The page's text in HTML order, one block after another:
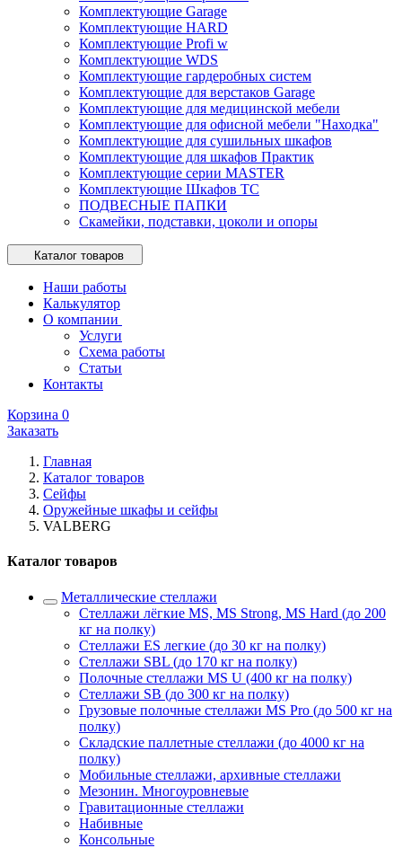
Комплектующие Garage
Комплектующие HARD
Комплектующие Profi w
Комплектующие WDS
Комплектующие гардеробных систем
Комплектующие для верстаков Garage
Комплектующие для медицинской мебели
Комплектующие для офисной мебели "Находка"
Комплектующие для сушильных шкафов
Комплектующие для шкафов Практик
Комплектующие серии MASTER
Комплектующие Шкафов ТС
ПОДВЕСНЫЕ ПАПКИ
Скамейки, подставки, цоколи и опоры
Каталог товаров
Наши работы
Калькулятор
О компании
Услуги
Схема работы
Статьи
Контакты
Корзина 0
Заказать
Главная
Каталог товаров
Сейфы
Оружейные шкафы и сейфы
VALBERG
Каталог товаров
Металлические стеллажи
Стеллажи лёгкие MS, MS Strong, MS Hard (до 200
кг на полку)
Стеллажи ES легкие (до 30 кг на полку)
Стеллажи SBL (до 170 кг на полку)
Полочные стеллажи MS U (400 кг на полку)
Стеллажи SB (до 300 кг на полку)
Грузовые полочные стеллажи MS Pro (до 500 кг на
полку)
Складские паллетные стеллажи (до 4000 кг на
полку)
Мобильные стеллажи, архивные стеллажи
Мезонин. Многоуровневые
Гравитационные стеллажи
Набивные
Консольные